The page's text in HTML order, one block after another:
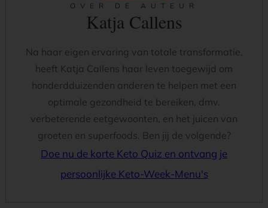
OVER DE AUTEUR
Katja Callens
Na haar eigen ervaring van totale transformatie,
heeft Katja Callens haar leven toegewijd om
honderdduizenden anderen te helpen met een
optimale gezondheid te bereiken, dmv.
verbeterende eetgewoonten, en het juicen van
groeten en superfoods. Ben jij de volgende?
Doe nu de korte Keto Quiz en ontvang je
persoonlijke Keto-Week-Menu's